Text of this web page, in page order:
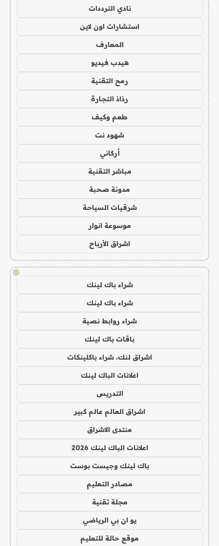
نادي الترددات
استشارات اون لاين
المعارف
هيدب فيديو
رمح التقنية
رذاذ التجارة
طعم وكيف
شهود نت
أركاني
مباشر التقنية
مدونة صحبة
شرقيات السياحة
موسوعة انوار
اشراق الأرباح
!
شراء باك لينك
شراء باك لينك
شراء روابط نصية
باقات باك لينك
اشراق لنك، شراء باكلينكات
اعلانات الباك لينك
التدريس
اشراق العالم عالم كبير
منتدى الاشراق
اعلانات الباك لينك 2026
باك لينك وجيست بوست
مصادر التعليم
مجلة تقنية
يو ان بي الرياضي
موقع حالة للتعليم